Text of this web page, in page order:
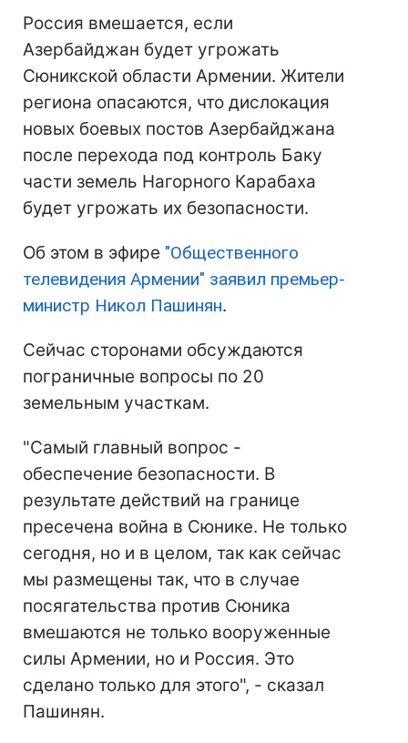
Россия вмешается, если
Азербайджан будет угрожать
Сюникской области Армении. Жители
региона опасаются, что дислокация
новых боевых постов Азербайджана
после перехода под контроль Баку
части земель Нагорного Карабаха
будет угрожать их безопасности.
Об этом в эфире "Общественного
телевидения Армении" заявил премьер-
министр Никол Пашинян.
Сейчас сторонами обсуждаются
пограничные вопросы по 20
земельным участкам.
"Самый главный вопрос -
обеспечение безопасности. В
результате действий на границе
пресечена война в Сюнике. Не только
сегодня, но и в целом, так как сейчас
мы размещены так, что в случае
посягательства против Сюника
вмешаются не только вооруженные
силы Армении, но и Россия. Это
сделано только для этого", - сказал
Пашинян.